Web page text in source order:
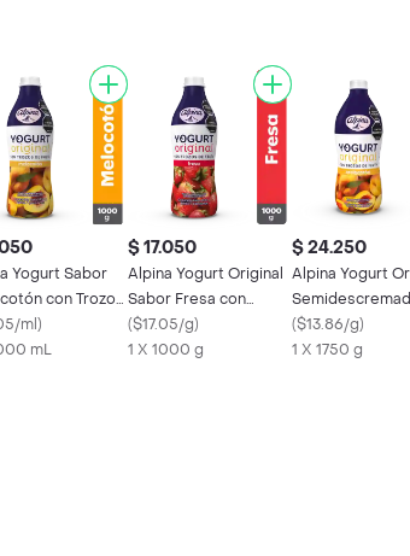
Yogurt Sabor
con Trozos
ml)
mL
$ 17.050
Alpina Yogurt Original
Sabor Fresa con
Trozos de Fruta
($17.05/g)
1 X 1000 g
$ 24.250
Alpina Yogurt
Trozos de
($13.86/g)
1 X 1750 g